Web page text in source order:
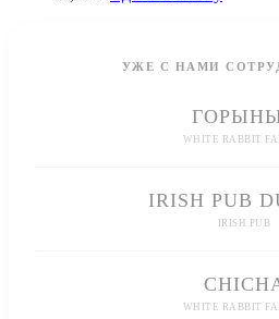
УЖЕ С НАМИ
WHITE RABBIT
IRISH PUB
IRISH PUB
WHITE RABBIT